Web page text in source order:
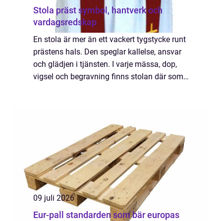
Stola präst symbol, hantverk och
vardagsredskap
En stola är mer än ett vackert tygstycke runt
prästens hals. Den speglar kallelse, ansvar
och glädjen i tjänsten. I varje mässa, dop,
vigsel och begravning finns stolan där som
09 juli 2026
Eur-pall standarden som bär europas